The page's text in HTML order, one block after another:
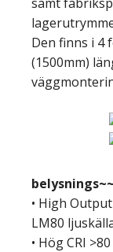
Den finns i 4
(1500mm)
• High
LM80
• Hög CRI >80